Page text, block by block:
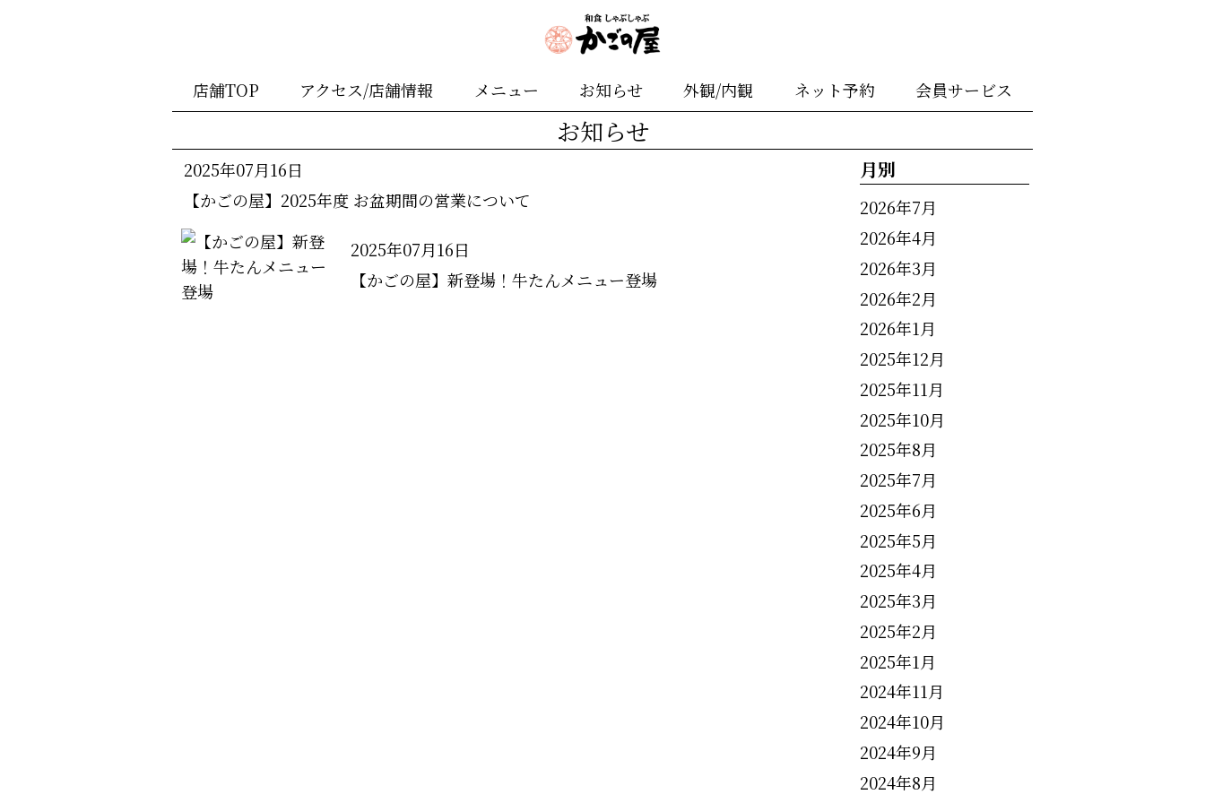
店舗TOP アクセス/店舗情報 メニュー お知らせ 外観/内観 ネット予約 会員サービス
お知らせ
2025年07月16日
【かごの屋】2025年度 お盆期間の営業について
2025年07月16日
【かごの屋】新登場！牛たんメニュー登場
月別
2026年7月
2026年4月
2026年3月
2026年2月
2026年1月
2025年12月
2025年11月
2025年10月
2025年8月
2025年7月
2025年6月
2025年5月
2025年4月
2025年3月
2025年2月
2025年1月
2024年11月
2024年10月
2024年9月
2024年8月